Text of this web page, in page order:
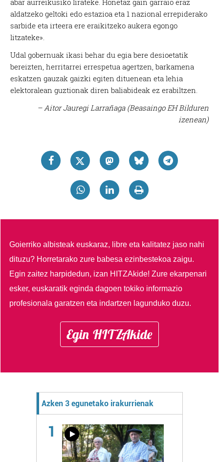
abar aurreikusiko lirateke. Honetaz gain garraio eraz
aldatzeko geltoki edo estazioa eta 1 nazional errepiderako
sarbide eta irteera ere eraikitzeko aukera egongo
litzateke».
Udal gobernuak ikasi behar du egia bere desioetatik
bereizten, herritarrei errespetua agertzen, barkamena
eskatzen gauzak gaizki egiten dituenean eta lehia
elektoralean guztionak diren baliabideak ez erabiltzen.
– Aitor Jauregi Larrañaga (Beasaingo EH Bilduren
izenean)
Goierriko albisteak euskaraz, libre eta kalitatez jaso nahi
dituzu? Horretarako zure babesa ezinbestekoa zaigu.
Egin zaitez harpidedun, izan HITZAkide!Zure ekarpenari
esker, euskaratik eginda dagoen tokiko informazio
profesionala garatzen eta indartzen lagunduko duzu.
Egin HITZAkide
Azken 3 egunetako irakurrienak
1